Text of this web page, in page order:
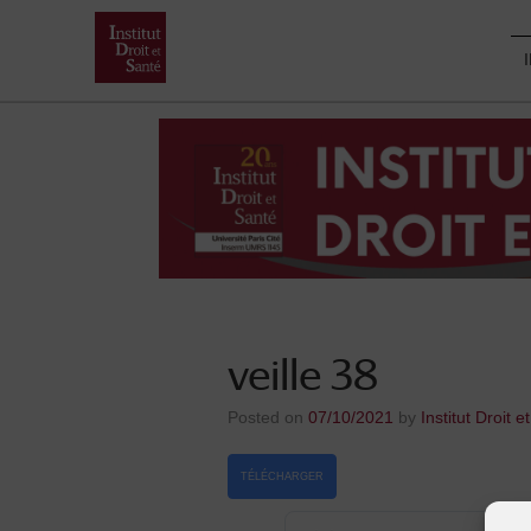
veille 38
Posted on 07/10/2021 by Institut Droit
TÉLÉCHARGER